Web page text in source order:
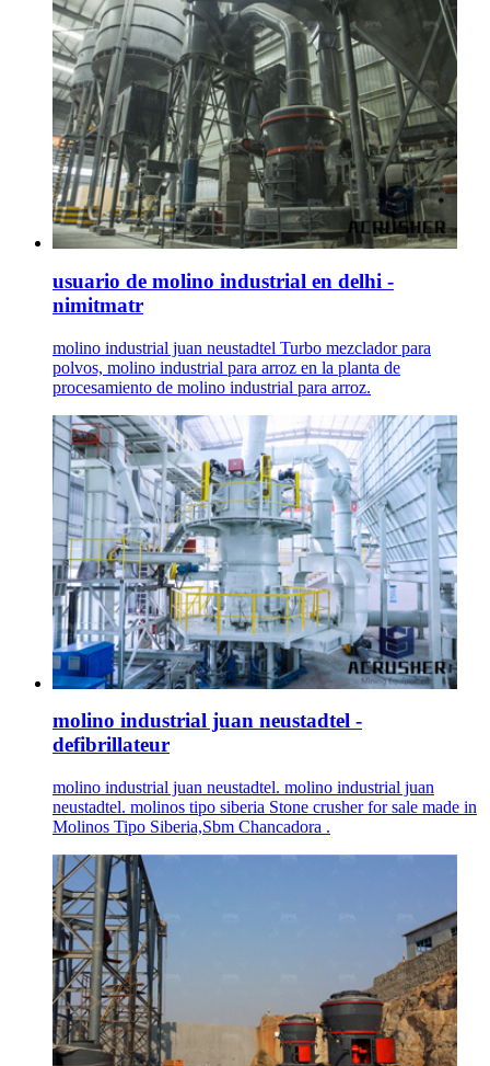
usuario de molino industrial en delhi -
nimitmatr
molino industrial juan neustadtel Turbo mezclador para
polvos, molino industrial para arroz en la planta de
procesamiento de molino industrial para arroz.
molino industrial juan neustadtel -
defibrillateur
molino industrial juan neustadtel. molino industrial juan
neustadtel. molinos tipo siberia Stone crusher for sale made in
Molinos Tipo Siberia,Sbm Chancadora .